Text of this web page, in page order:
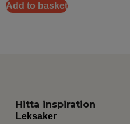
Add to basket
Hitta inspiration
Leksaker